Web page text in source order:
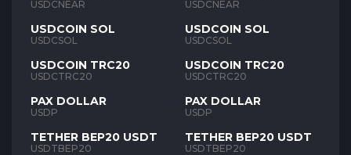
USDCNEAR
USDCOIN SOL
USDCSOL
USDCOIN TRC20
USDCTRC20
PAX DOLLAR
USDP
TETHER BEP20 USDT
USDTBEP20
USDCNEAR
USDCOIN SOL
USDCSOL
USDCOIN TRC20
USDCTRC20
PAX DOLLAR
USDP
TETHER BEP20 USDT
USDTBEP20